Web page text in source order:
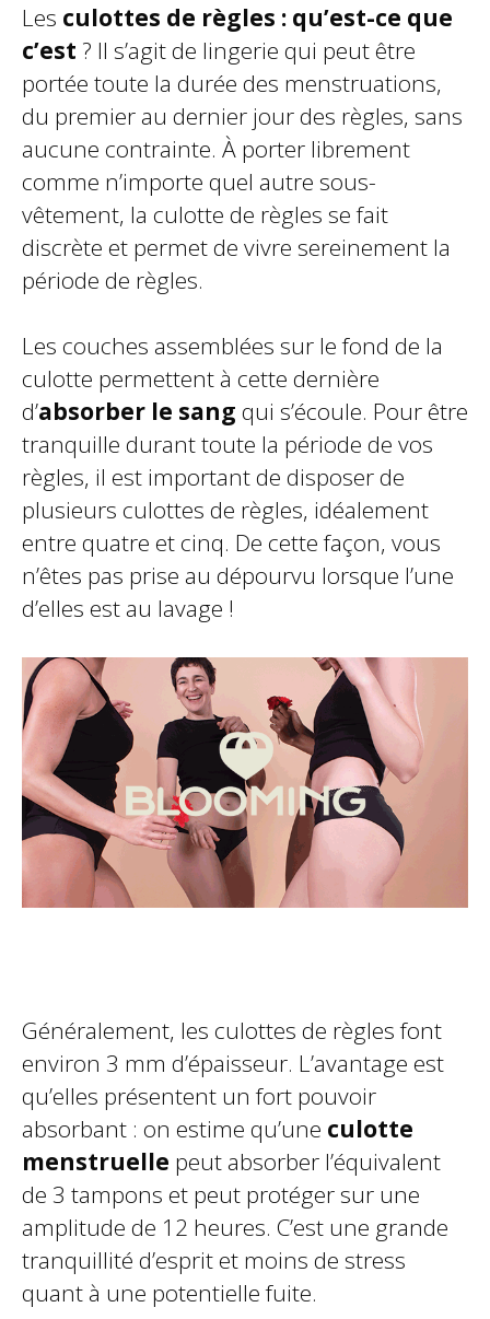
Les culottes de règles : qu’est-ce que
c’est ? Il s’agit de lingerie qui peut être
portée toute la durée des menstruations,
du premier au dernier jour des règles, sans
aucune contrainte. À porter librement
comme n’importe quel autre sous-
vêtement, la culotte de règles se fait
discrète et permet de vivre sereinement la
période de règles.
Les couches assemblées sur le fond de la
culotte permettent à cette dernière
d’absorber le sang qui s’écoule. Pour être
tranquille durant toute la période de vos
règles, il est important de disposer de
plusieurs culottes de règles, idéalement
entre quatre et cinq. De cette façon, vous
n’êtes pas prise au dépourvu lorsque l’une
d’elles est au lavage !
Généralement, les culottes de règles font
environ 3 mm d’épaisseur. L’avantage est
qu’elles présentent un fort pouvoir
absorbant : on estime qu’une culotte
menstruelle peut absorber l’équivalent
de 3 tampons et peut protéger sur une
amplitude de 12 heures. C’est une grande
tranquillité d’esprit et moins de stress
quant à une potentielle fuite.